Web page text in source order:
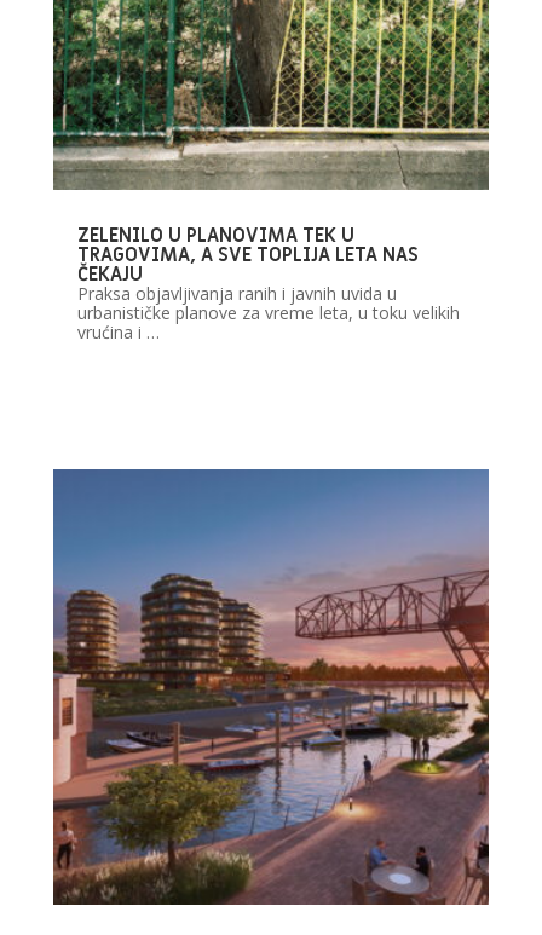
ZELENILO U PLANOVIMA TEK U
TRAGOVIMA, A SVE TOPLIJA LETA NAS
ČEKAJU
Praksa objavljivanja ranih i javnih uvida u
urbanističke planove za vreme leta, u toku velikih
vrućina i …